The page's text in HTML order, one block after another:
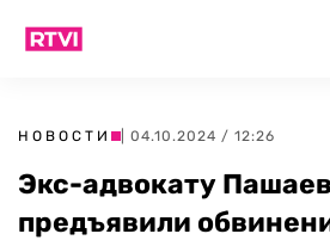
НОВОСТИ | 04.10.2024 / 12:26
Экс-адвокату
предъявили